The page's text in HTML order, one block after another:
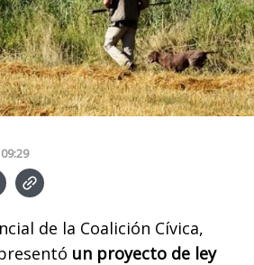
09:29
de la Coalición Cívica,
un proyecto de ley